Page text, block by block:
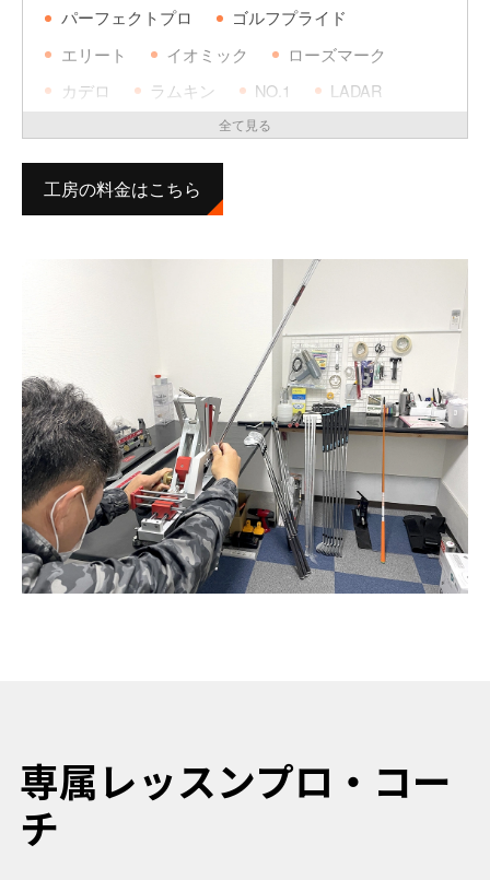
デザインチューニング
LA GOLF
パーフェクトプロ
ゴルフプライド
エリート
イオミック
ローズマーク
カデロ
ラムキン NO.1
LADAR
ツーサム
FLATCAT
ムジーク
スーパーストロークデザインチューニング
工房の料金はこちら
専属レッスンプロ・コー
チ